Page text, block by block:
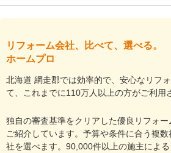
リフォーム会社、比べて、選べる。
ホームプロ
北海道 網走郡では効率的で、安心なリフ
て、これまでに110万人以上の方がご利用
独自の審査基準をクリアした優良リフォ
ご紹介しています。予算や条件に合う複
社を選べます。90,000件以上の施主による